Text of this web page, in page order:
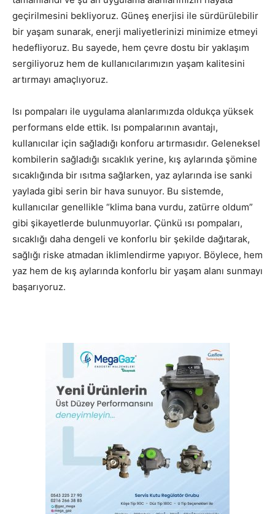
geçirilmesini bekliyoruz. Güneş enerjisi ile sürdürülebilir
bir yaşam sunarak, enerji maliyetlerinizi minimize etmeyi
hedefliyoruz. Bu sayede, hem çevre dostu bir yaklaşım
sergiliyoruz hem de kullanıcılarımızın yaşam kalitesini
artırmayı amaçlıyoruz.
Isı pompaları ile uygulama alanlarımızda oldukça yüksek
performans elde ettik. Isı pompalarının avantajı,
kullanıcılar için sağladığı konforu artırmasıdır. Geleneksel
kombilerin sağladığı sıcaklık yerine, kış aylarında şömine
sıcaklığında bir ısıtma sağlarken, yaz aylarında ise sanki
yaylada gibi serin bir hava sunuyor. Bu sistemde,
kullanıcılar genellikle “klima bana vurdu, zatürre oldum”
gibi şikayetlerde bulunmuyorlar. Çünkü ısı pompaları,
sıcaklığı daha dengeli ve konforlu bir şekilde dağıtarak,
sağlığı riske atmadan iklimlendirme yapıyor. Böylece, hem
yaz hem de kış aylarında konforlu bir yaşam alanı sunmayı
başarıyoruz.